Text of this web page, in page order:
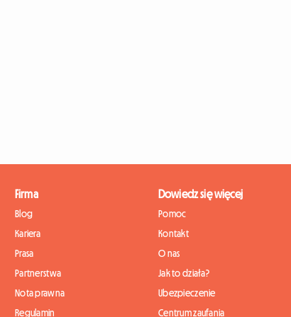
Firma
Blog
Kariera
Prasa
Partnerstwa
Nota prawna
Regulamin
Dowiedz się więcej
Pomoc
Kontakt
O nas
Jak to działa?
Ubezpieczenie
Centrum zaufania